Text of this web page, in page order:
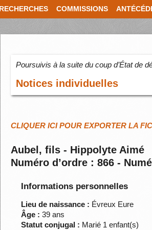
RECHERCHES COMMISSIONS
Poursuivis à la suite du coup d’État de
Notices individuelles
CLIQUER ICI POUR EXPORTER LA
Aubel, fils - Hippolyte Aimé
Numéro d’ordre : 866 -
Informations personnelles
Lieu de naissance : Évreux Eure
Âge : 39 ans
Statut conjugal : Marié 1 enfant(s)